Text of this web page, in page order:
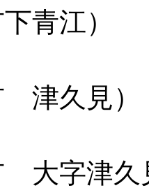
青江）
津久見）
大字津久